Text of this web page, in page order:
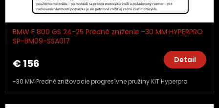
BMW F 800 GS 24-25 Predné zníženie -30 MM HYPERPRO
SP-BM09-SSA017
€ 156 Detail
-30 MM Predné znižovacie progresívne pružiny KIT Hyperpro